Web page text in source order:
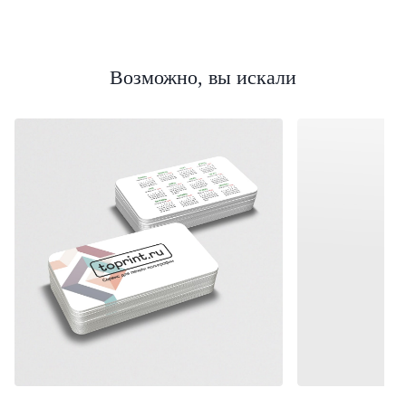
Возможно, вы искали